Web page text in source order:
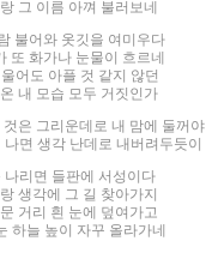
그 이름 아껴 불러보네
불어와 옷깃을 여미우다
또 화가나 눈물이 흐르네
어도 아플 것 같지 않던
내 모습 모두 거짓인가
것은 그리운데로 내 맘에 둘꺼야
나면 생각 난데로 내버려두듯이
나리면 들판에 서성이다
생각에 그 길 찾아가지
거리 흰 눈에 덮여가고
하늘 높이 자꾸 올라가네